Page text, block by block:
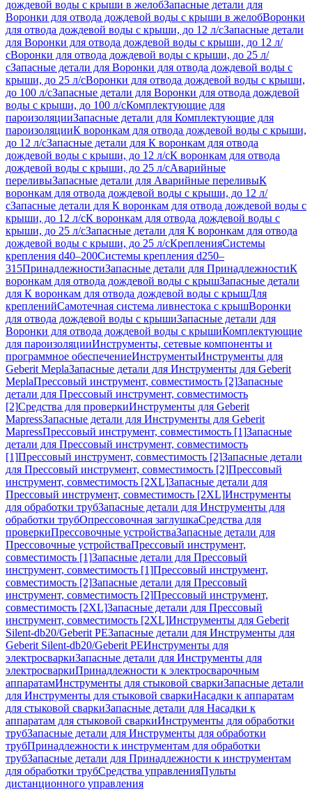
дождевой воды с крыши в желобЗапасные детали для
Воронки для отвода дождевой воды с крыши в желобВоронки
для отвода дождевой воды с крыши, до 12 л/сЗапасные детали
для Воронки для отвода дождевой воды с крыши, до 12 л/
сВоронки для отвода дождевой воды с крыши, до 25 л/
сЗапасные детали для Воронки для отвода дождевой воды с
крыши, до 25 л/сВоронки для отвода дождевой воды с крыши,
до 100 л/сЗапасные детали для Воронки для отвода дождевой
воды с крыши, до 100 л/сКомплектующие для
пароизоляцииЗапасные детали для Комплектующие для
пароизоляцииК воронкам для отвода дождевой воды с крыши,
до 12 л/сЗапасные детали для К воронкам для отвода
дождевой воды с крыши, до 12 л/сК воронкам для отвода
дождевой воды с крыши, до 25 л/сАварийные
переливыЗапасные детали для Аварийные переливыК
воронкам для отвода дождевой воды с крыши, до 12 л/
сЗапасные детали для К воронкам для отвода дождевой воды с
крыши, до 12 л/сК воронкам для отвода дождевой воды с
крыши, до 25 л/сЗапасные детали для К воронкам для отвода
дождевой воды с крыши, до 25 л/сКрепленияСистемы
крепления d40–200Системы крепления d250–
315ПринадлежностиЗапасные детали для ПринадлежностиК
воронкам для отвода дождевой воды с крышЗапасные детали
для К воронкам для отвода дождевой воды с крышДля
крепленийСамотечная система ливнестока с крышВоронки
для отвода дождевой воды с крышиЗапасные детали для
Воронки для отвода дождевой воды с крышиКомплектующие
для пароизоляцииИнструменты, сетевые компоненты и
программное обеспечениеИнструментыИнструменты для
Geberit MeplaЗапасные детали для Инструменты для Geberit
MeplaПрессовый инструмент, совместимость [2]Запасные
детали для Прессовый инструмент, совместимость
[2]Средства для проверкиИнструменты для Geberit
MapressЗапасные детали для Инструменты для Geberit
MapressПрессовый инструмент, совместимость [1]Запасные
детали для Прессовый инструмент, совместимость
[1]Прессовый инструмент, совместимость [2]Запасные детали
для Прессовый инструмент, совместимость [2]Прессовый
инструмент, совместимость [2XL]Запасные детали для
Прессовый инструмент, совместимость [2XL]Инструменты
для обработки трубЗапасные детали для Инструменты для
обработки трубОпрессовочная заглушкаСредства для
проверкиПрессовочные устройстваЗапасные детали для
Прессовочные устройстваПрессовый инструмент,
совместимость [1]Запасные детали для Прессовый
инструмент, совместимость [1]Прессовый инструмент,
совместимость [2]Запасные детали для Прессовый
инструмент, совместимость [2]Прессовый инструмент,
совместимость [2XL]Запасные детали для Прессовый
инструмент, совместимость [2XL]Инструменты для Geberit
Silent-db20/Geberit PEЗапасные детали для Инструменты для
Geberit Silent-db20/Geberit PEИнструменты для
электросваркиЗапасные детали для Инструменты для
электросваркиПринадлежности к электросварочным
аппаратамИнструменты для стыковой сваркиЗапасные детали
для Инструменты для стыковой сваркиНасадки к аппаратам
для стыковой сваркиЗапасные детали для Насадки к
аппаратам для стыковой сваркиИнструменты для обработки
трубЗапасные детали для Инструменты для обработки
трубПринадлежности к инструментам для обработки
трубЗапасные детали для Принадлежности к инструментам
для обработки трубСредства управленияПульты
дистанционного управления